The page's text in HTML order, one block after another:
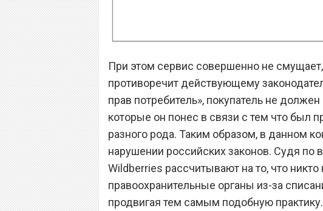
При этом сервис совершенно не
противоречит действующему
прав потребитель», покупатель не
которые он понес в связи с тем что был
разного рода. Таким образом, в данном
нарушении российских законов. Судя по
Wildberries рассчитывают на то, что
правоохранительные органы из-за
продвигая тем самым подобную